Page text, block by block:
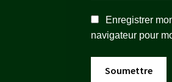
Enregistrer
navigateur pour